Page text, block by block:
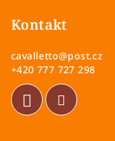
Kontakt
cavalletto@post.cz
+420 777 727 298